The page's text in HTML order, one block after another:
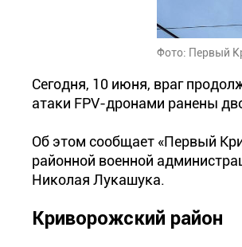
Фото: Первый
Сегодня, 10 июня, враг
атаки FPV-дронами ранены
Об этом сообщает «Первый
районной военной
Николая Лукашука.
Криворожский район